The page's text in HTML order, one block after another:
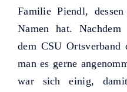
Familie Piendl,
Namen hat.
dem CSU Ortsverband
man es gerne
war sich einig,